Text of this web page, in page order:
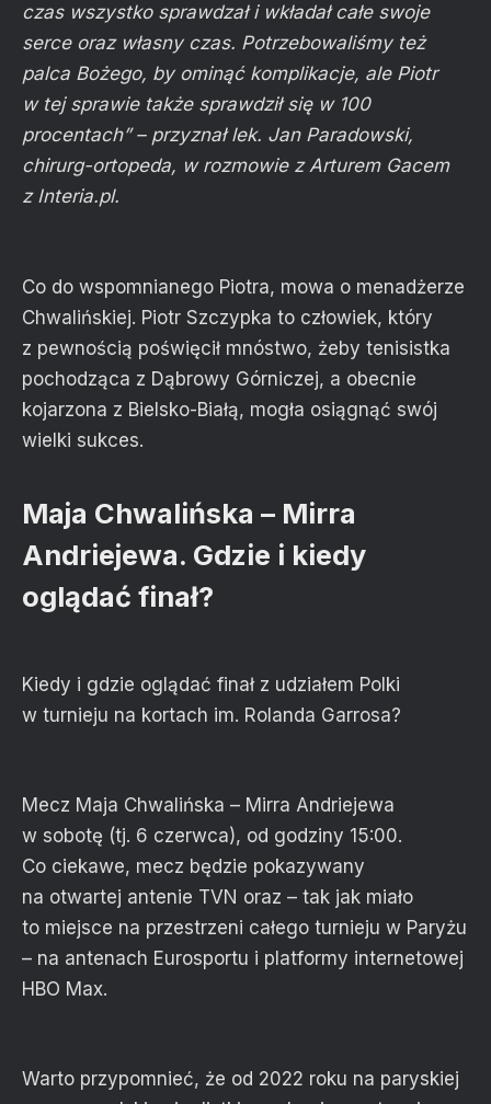
czas wszystko sprawdzał i wkładał całe swoje
serce oraz własny czas. Potrzebowaliśmy też
palca Bożego, by ominąć komplikacje, ale Piotr
w tej sprawie także sprawdził się w 100
procentach” – przyznał lek. Jan Paradowski,
chirurg-ortopeda, w rozmowie z Arturem Gacem
z Interia.pl.
Co do wspomnianego Piotra, mowa o menadżerze
Chwalińskiej. Piotr Szczypka to człowiek, który
z pewnością poświęcił mnóstwo, żeby tenisistka
pochodząca z Dąbrowy Górniczej, a obecnie
kojarzona z Bielsko-Białą, mogła osiągnąć swój
wielki sukces.
Maja Chwalińska – Mirra
Andriejewa. Gdzie i kiedy
oglądać finał?
Kiedy i gdzie oglądać finał z udziałem Polki
w turnieju na kortach im. Rolanda Garrosa?
Mecz Maja Chwalińska – Mirra Andriejewa
w sobotę (tj. 6 czerwca), od godziny 15:00.
Co ciekawe, mecz będzie pokazywany
na otwartej antenie TVN oraz – tak jak miało
to miejsce na przestrzeni całego turnieju w Paryżu
– na antenach Eurosportu i platformy internetowej
HBO Max.
Warto przypomnieć, że od 2022 roku na paryskiej